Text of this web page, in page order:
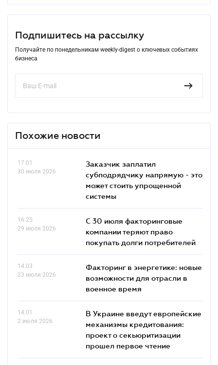
Подпишитесь на рассылку
Получайте по понедельникам weekly-digest о ключевых событиях
бизнеса
Похожие новости
17.01
30 июля 2026
Заказчик заплатил
субподрядчику напрямую - это
может стоить упрощенной
системы
16.25
29 июля 2026
С 30 июля факторинговые
компании теряют право
покупать долги потребителей
14.03
23 июля 2026
Факторинг в энергетике: новые
возможности для отрасли в
военное время
14.01
2 июля 2026
В Украине введут европейские
механизмы кредитования:
проект о секьюритизации
прошел первое чтение